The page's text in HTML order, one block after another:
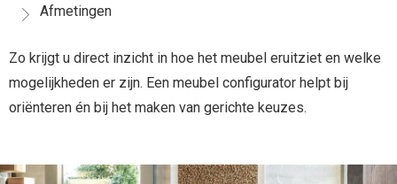
Afmetingen
Zo krijgt u direct inzicht in hoe het meubel eruitziet en welke
mogelijkheden er zijn. Een meubel configurator helpt bij
oriënteren én bij het maken van gerichte keuzes.